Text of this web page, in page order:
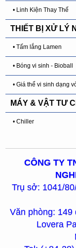
• Linh Kiện Thay Thế
THIẾT BỊ XỬ LÝ
• Tấm lắng Lamen
• Bóng vi sinh - Bioball
• Giá thể vi sinh dạng
MÁY & VẬT TƯ
• Chiller
CÔNG TY
Trụ sở: 1041/
Văn phòng:
Lovera